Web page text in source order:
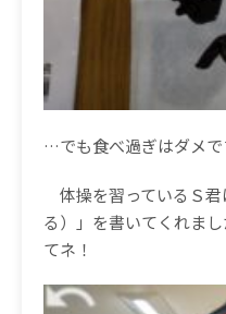
…でも食べ過ぎはダメで
体操を習っているＳ
る）」を書いてくれま
てネ！